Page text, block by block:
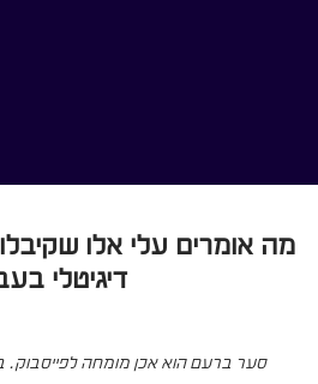
מה אומרים עלי אלו
דיגיטלי
סער ברעם הוא אכן מומחה לפייסבוק.